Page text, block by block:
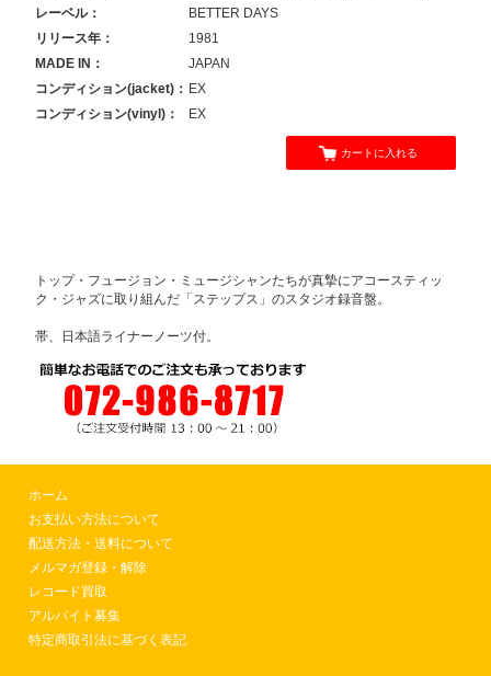
レーベル：
BETTER DAYS
リリース年：
1981
MADE IN：
JAPAN
コンディション(jacket)： EX
コンディション(vinyl)：
EX
カートに入れる
トップ・フュージョン・ミュージシャンたちが真摯にアコースティッ
ク・ジャズに取り組んだ「ステップス」のスタジオ録音盤。
帯、日本語ライナーノーツ付。
ホーム
お支払い方法について
配送方法・送料について
メルマガ登録・解除
レコード買取
アルバイト募集
特定商取引法に基づく表記